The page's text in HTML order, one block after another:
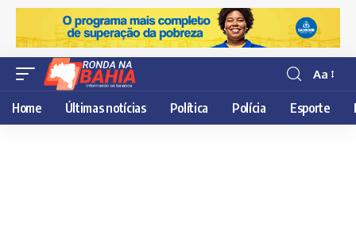
Resisor
de
fonte
Aa
Home Últimas notícias Política Polícia Esporte